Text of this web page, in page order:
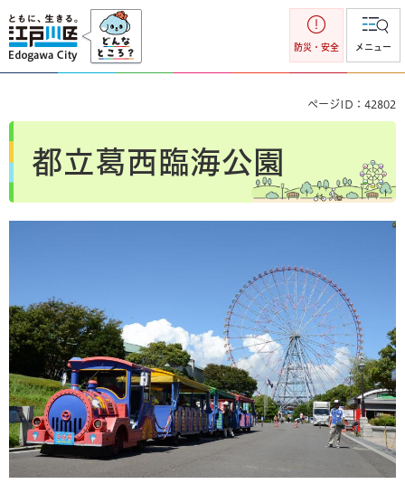
江戸川区
防災・安全 メニュー
ページID：42802
都立葛西臨海公園